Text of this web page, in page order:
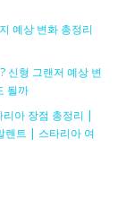
예상 변화 총정리
신형 그랜저 예상 변
될까
아 장점 총정리 |
렌트 | 스타리아 여